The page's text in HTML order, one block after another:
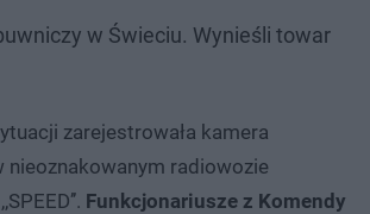
w Świeciu. Wynieśli towar
zarejestrowała kamera
nieoznakowanym radiowozie
Funkcjonariusze z Komendy